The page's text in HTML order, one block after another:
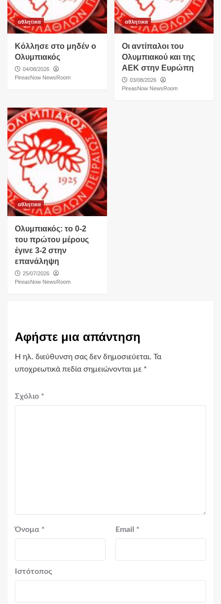
αθλητικα
Κόλλησε στο μηδέν ο
Ολυμπιακός
04/08/2026
PireasNow NewsRoom
αθλητικα
Οι αντίπαλοι του
Ολυμπιακού και της
ΑΕΚ στην Ευρώπη
03/08/2026
PireasNow NewsRoom
αθλητικα
Ολυμπιακός: το 0-2
του πρώτου μέρους
έγινε 3-2 στην
επανάληψη
25/07/2026
PireasNow NewsRoom
Αφήστε μια απάντηση
Η ηλ. διεύθυνση σας δεν δημοσιεύεται. Τα
υποχρεωτικά πεδία σημειώνονται με *
Σχόλιο *
Όνομα * Email *
Ιστότοπος